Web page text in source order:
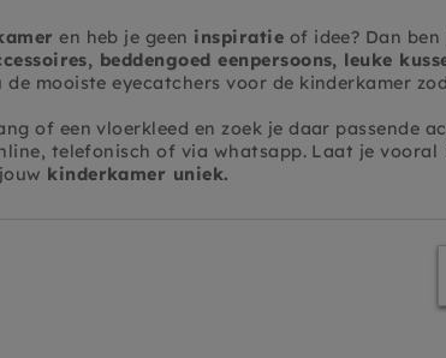
en heb je geen inspiratie of idee? Dan
beddengoed eenpersoons, leuke
de mooisteeyecatchersvoor de kinderkamer
of een vloerkleed en zoek je daar passende
telefonisch of via whatsapp. Laat je vooral
kinderkamer uniek.